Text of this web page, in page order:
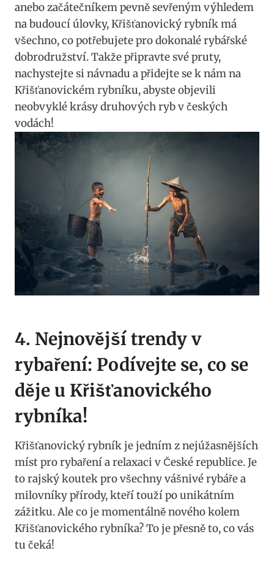
anebo začátečníkem pevně sevřeným výhledem
na budoucí úlovky, Křišťanovický rybník má
všechno, co potřebujete pro dokonalé rybářské
dobrodružství. Takže připravte své pruty,
nachystejte si návnadu a přidejte se k nám na
Křišťanovickém rybníku, abyste objevili
neobvyklé krásy druhových ryb v českých
vodách!
4. Nejnovější trendy v
rybaření: Podívejte se, co se
děje u Křišťanovického
rybníka!
Křišťanovický rybník je jedním z nejúžasnějších
míst pro rybaření a relaxaci v České republice. Je
to rajský koutek pro všechny vášnivé rybáře a
milovníky přírody, kteří touží po unikátním
zážitku. Ale co je momentálně nového kolem
Křišťanovického rybníka? To je přesně to, co vás
tu čeká!